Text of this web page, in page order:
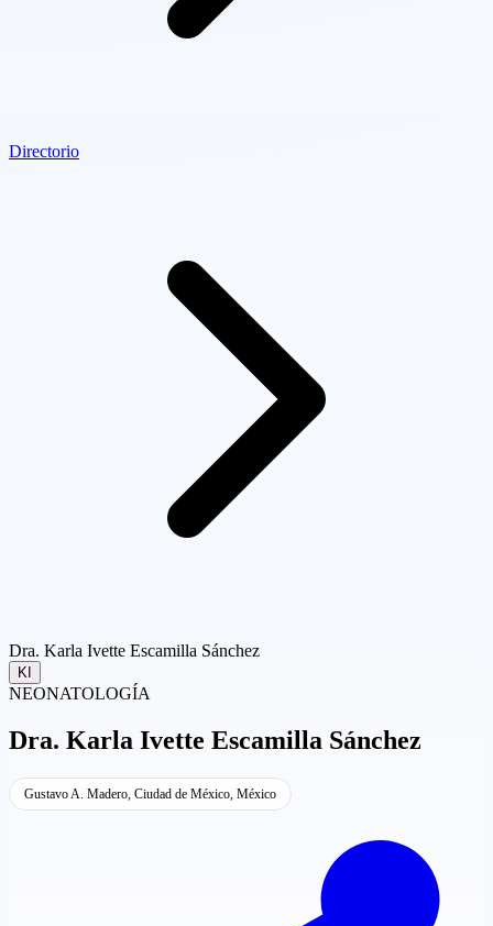
Directorio
Dra. Karla Ivette Escamilla Sánchez
KI
NEONATOLOGÍA
Dra. Karla Ivette Escamilla Sánchez
Gustavo A. Madero, Ciudad de México, México